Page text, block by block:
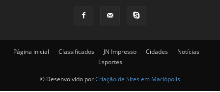
Página inicial Classificados JN Impresso Cidades
Notícias
Esportes
© Desenvolvido porCriação de Sites em Mariópolis